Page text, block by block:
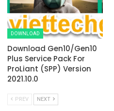
DOWNLOAD
Download Gen10/Gen10
Plus Service Pack For
ProLiant (SPP) Version
2021.10.0
PREV NEXT